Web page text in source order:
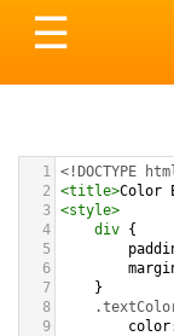
Toggle
☰
1 <!DOCTYPE
2
<title>Color
3 <style>
4
div {
5
6
7
}
8
9
color